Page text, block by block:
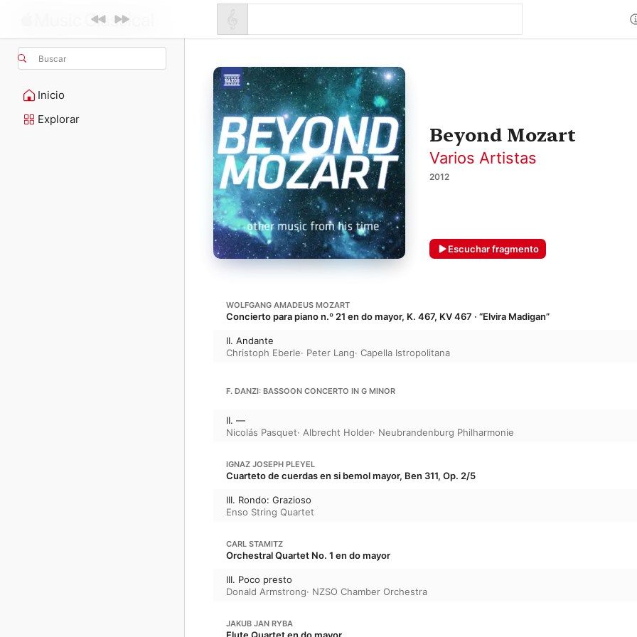
Buscar
Inicio
Explorar
Beyond Mozart
Varios Artistas
2012
Escuchar fragmento
WOLFGANG AMADEUS MOZART
Concierto para piano n.º 21 en do mayor, K. 467, KV 467 · “Elvira Madigan”
II. Andante
Christoph Eberle· Peter Lang· Capella Istropolitana
F. DANZI: BASSOON CONCERTO IN G MINOR
II. —
Nicolás Pasquet· Albrecht Holder· Neubrandenburg Philharmonie
IGNAZ JOSEPH PLEYEL
Cuarteto de cuerdas en si bemol mayor, Ben 311, Op. 2/5
III. Rondo: Grazioso
Enso String Quartet
CARL STAMITZ
Orchestral Quartet No. 1 en do mayor
III. Poco presto
Donald Armstrong· NZSO Chamber Orchestra
JAKUB JAN RYBA